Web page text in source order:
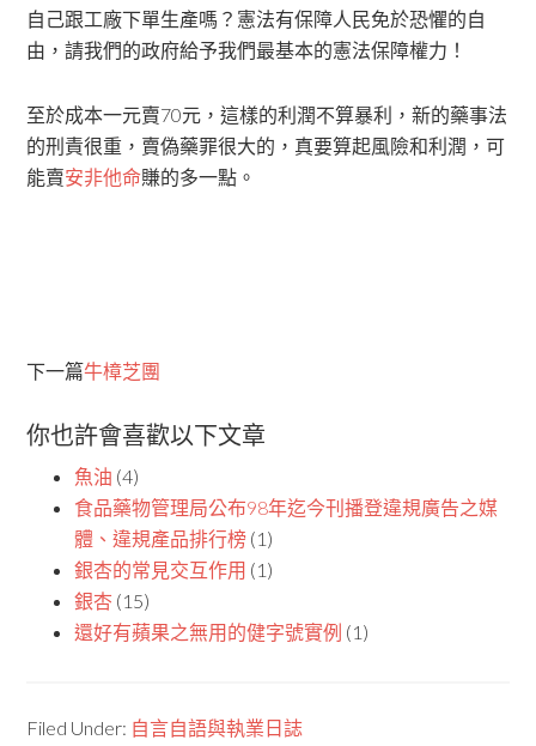
自己跟工廠下單生產嗎？憲法有保障人民免於恐懼的自
由，請我們的政府給予我們最基本的憲法保障權力！
至於成本一元賣70元，這樣的利潤不算暴利，新的藥事法
的刑責很重，賣偽藥罪很大的，真要算起風險和利潤，可
能賣安非他命賺的多一點。
下一篇牛樟芝團
你也許會喜歡以下文章
魚油 (4)
食品藥物管理局公布98年迄今刊播登違規廣告之媒
體、違規產品排行榜 (1)
銀杏的常見交互作用 (1)
銀杏 (15)
還好有蘋果之無用的健字號實例 (1)
Filed Under: 自言自語與執業日誌